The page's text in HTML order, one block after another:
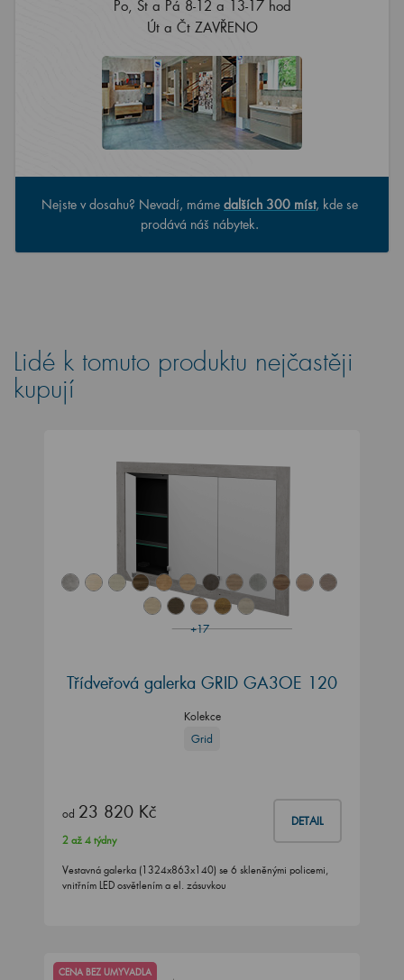
Po, St a Pá 8-12 a 13-17 hod
Út a Čt ZAVŘENO
Nejste v dosahu? Nevadí, máme dalších 300 míst, kde se
prodává náš nábytek.
Lidé k tomuto produktu nejčastěji
kupují
+17
Třídveřová galerka GRID GA3OE 120
Kolekce
Grid
od 23 820 Kč DETAIL
2 až 4 týdny
Vestavná galerka (1324x863x140) se 6 skleněnými policemi,
vnitřním LED osvětlením a el. zásuvkou
CENA BEZ UMYVADLA